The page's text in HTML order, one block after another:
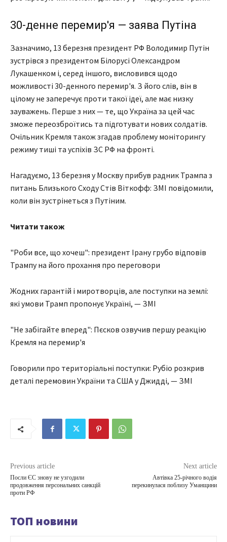
30-денне перемир'я — заява Путіна
Зазначимо, 13 березня президент РФ Володимир Путін
зустрівся з президентом Білорусі Олександром
Лукашенком і, серед іншого, висловився щодо
можливості 30-денного перемир'я. З його слів, він в
цілому не заперечує проти такої ідеї, але має низку
зауважень. Перше з них — те, що Україна за цей час
зможе переозброїтись та підготувати нових солдатів.
Очільник Кремля також згадав проблему моніторингу
режиму тиші та успіхів ЗС РФ на фронті.
Нагадуємо, 13 березня у Москву прибув радник Трампа з
питань Близького Сходу Стів Віткофф: ЗМІ повідомили,
коли він зустрінеться з Путіним.
Читати також
"Роби все, що хочеш": президент Ірану грубо відповів
Трампу на його прохання про переговори
Жодних гарантій і миротворців, але поступки на землі:
які умови Трамп пропонує Україні, — ЗМІ
"Не забігайте вперед": Пєсков озвучив першу реакцію
Кремля на перемир'я
Говорили про територіальні поступки: Рубіо розкрив
деталі перемовин України та США у Джидді, — ЗМІ
Previous article
Посли ЄС знову не узгодили
продовження персональних санкцій
проти РФ
Next article
Автівка 25-річного водія
перекинулася поблизу Уманщини
ТОП новини